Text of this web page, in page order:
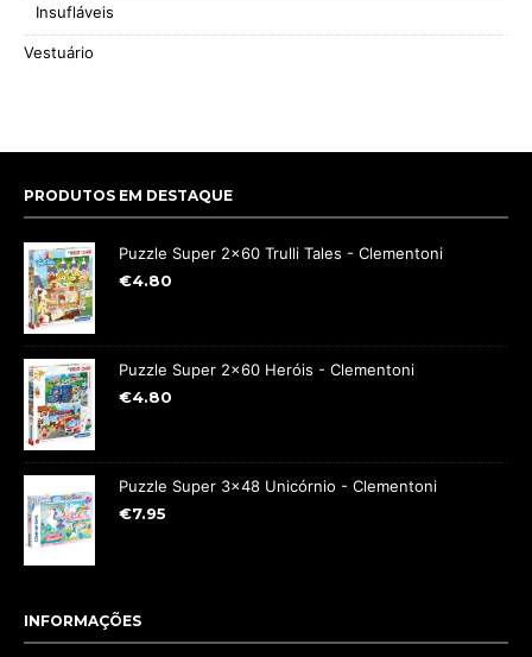
Insufláveis
Vestuário
PRODUTOS EM DESTAQUE
Puzzle Super 2x60 Trulli Tales - Clementoni
€4.80
Puzzle Super 2x60 Heróis - Clementoni
€4.80
Puzzle Super 3x48 Unicórnio - Clementoni
€7.95
INFORMAÇÕES